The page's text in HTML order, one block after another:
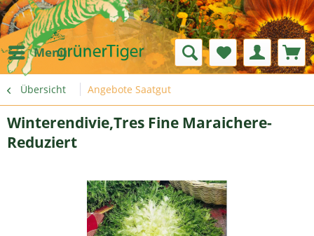
Menü
Übersicht Angebote Saatgut
Winterendivie,Tres Fine Maraichere-
Reduziert